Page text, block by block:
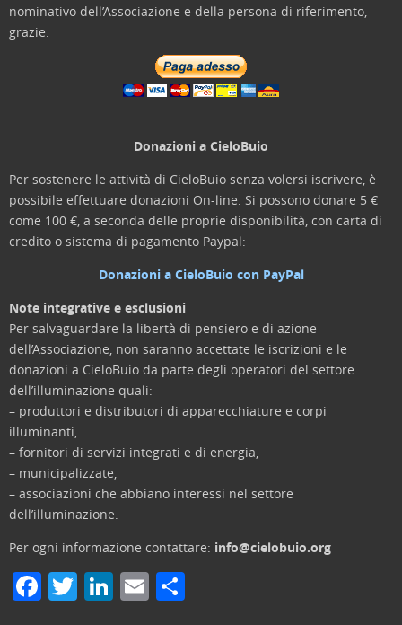
nominativo dell’Associazione e della persona di riferimento,
grazie.
Donazioni a CieloBuio
Per sostenere le attività di CieloBuio senza volersi iscrivere, è
possibile effettuare donazioni On-line. Si possono donare 5 €
come 100 €, a seconda delle proprie disponibilità, con carta di
credito o sistema di pagamento Paypal:
Donazioni a CieloBuio con PayPal
Note integrative e esclusioni
Per salvaguardare la libertà di pensiero e di azione
dell’Associazione, non saranno accettate le iscrizioni e le
donazioni a CieloBuio da parte degli operatori del settore
dell’illuminazione quali:
– produttori e distributori di apparecchiature e corpi
illuminanti,
– fornitori di servizi integrati e di energia,
– municipalizzate,
– associazioni che abbiano interessi nel settore
dell’illuminazione.
Per ogni informazione contattare: info@cielobuio.org
F T Li E